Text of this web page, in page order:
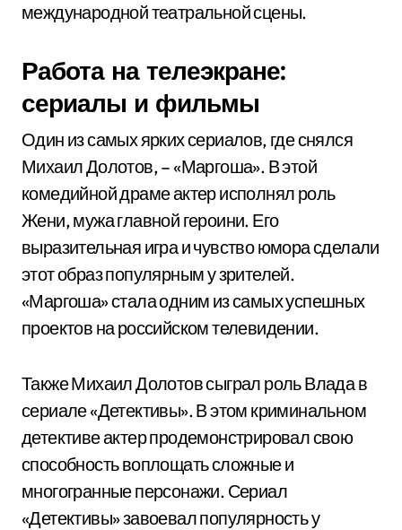
международной театральной сцены.
Работа на телеэкране:
сериалы и фильмы
Один из самых ярких сериалов, где снялся
Михаил Долотов, – «Маргоша». В этой
комедийной драме актер исполнял роль
Жени, мужа главной героини. Его
выразительная игра и чувство юмора сделали
этот образ популярным у зрителей.
«Маргоша» стала одним из самых успешных
проектов на российском телевидении.
Также Михаил Долотов сыграл роль Влада в
сериале «Детективы». В этом криминальном
детективе актер продемонстрировал свою
способность воплощать сложные и
многогранные персонажи. Сериал
«Детективы» завоевал популярность у